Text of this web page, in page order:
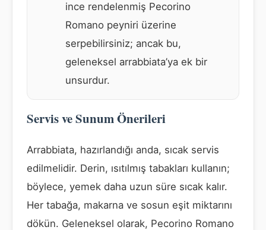
ince rendelenmiş Pecorino
Romano peyniri üzerine
serpebilirsiniz; ancak bu,
geleneksel arrabbiata’ya ek bir
unsurdur.
Servis ve Sunum Önerileri
Arrabbiata, hazırlandığı anda, sıcak servis
edilmelidir. Derin, ısıtılmış tabakları kullanın;
böylece, yemek daha uzun süre sıcak kalır.
Her tabağa, makarna ve sosun eşit miktarını
dökün. Geleneksel olarak, Pecorino Romano